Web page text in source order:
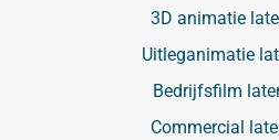
3D animatie
Uitleganimatie
Bedrijfsfilm
Commercial